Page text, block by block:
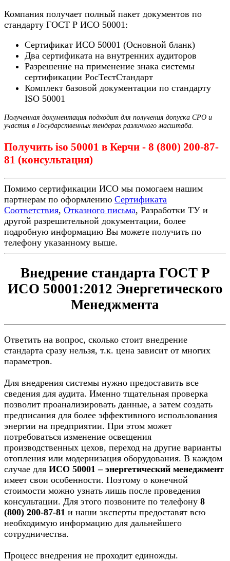
Компания получает полный пакет документов по
стандарту ГОСТ Р ИСО 50001:
Сертификат ИСО 50001 (Основной бланк)
Два сертификата на внутренних аудиторов
Разрешение на применение знака системы
сертификации РосТестСтандарт
Комплект базовой документации по стандарту
ISO 50001
Полученная документация подходит для получения допуска СРО и
участия в Государственных тендерах различного масштаба.
Получить iso 50001 в Керчи - 8 (800) 200-87-
81 (консультация)
Помимо сертификации ИСО мы помогаем нашим
партнерам по оформлению Сертификата
Соответствия, Отказного письма, Разработки ТУ и
другой разрешительной документации, более
подробную информацию Вы можете получить по
телефону указанному выше.
Внедрение стандарта ГОСТ Р
ИСО 50001:2012 Энергетического
Менеджмента
Ответить на вопрос, сколько стоит внедрение
стандарта сразу нельзя, т.к. цена зависит от многих
параметров.
Для внедрения системы нужно предоставить все
сведения для аудита. Именно тщательная проверка
позволит проанализировать данные, а затем создать
предписания для более эффективного использования
энергии на предприятии. При этом может
потребоваться изменение освещения
производственных цехов, переход на другие варианты
отопления или модернизация оборудования. В каждом
случае для ИСО 50001 – энергетический менеджмент
имеет свои особенности. Поэтому о конечной
стоимости можно узнать лишь после проведения
консультации. Для этого позвоните по телефону 8
(800) 200-87-81 и наши эксперты предоставят всю
необходимую информацию для дальнейшего
сотрудничества.
Процесс внедрения не проходит единожды.